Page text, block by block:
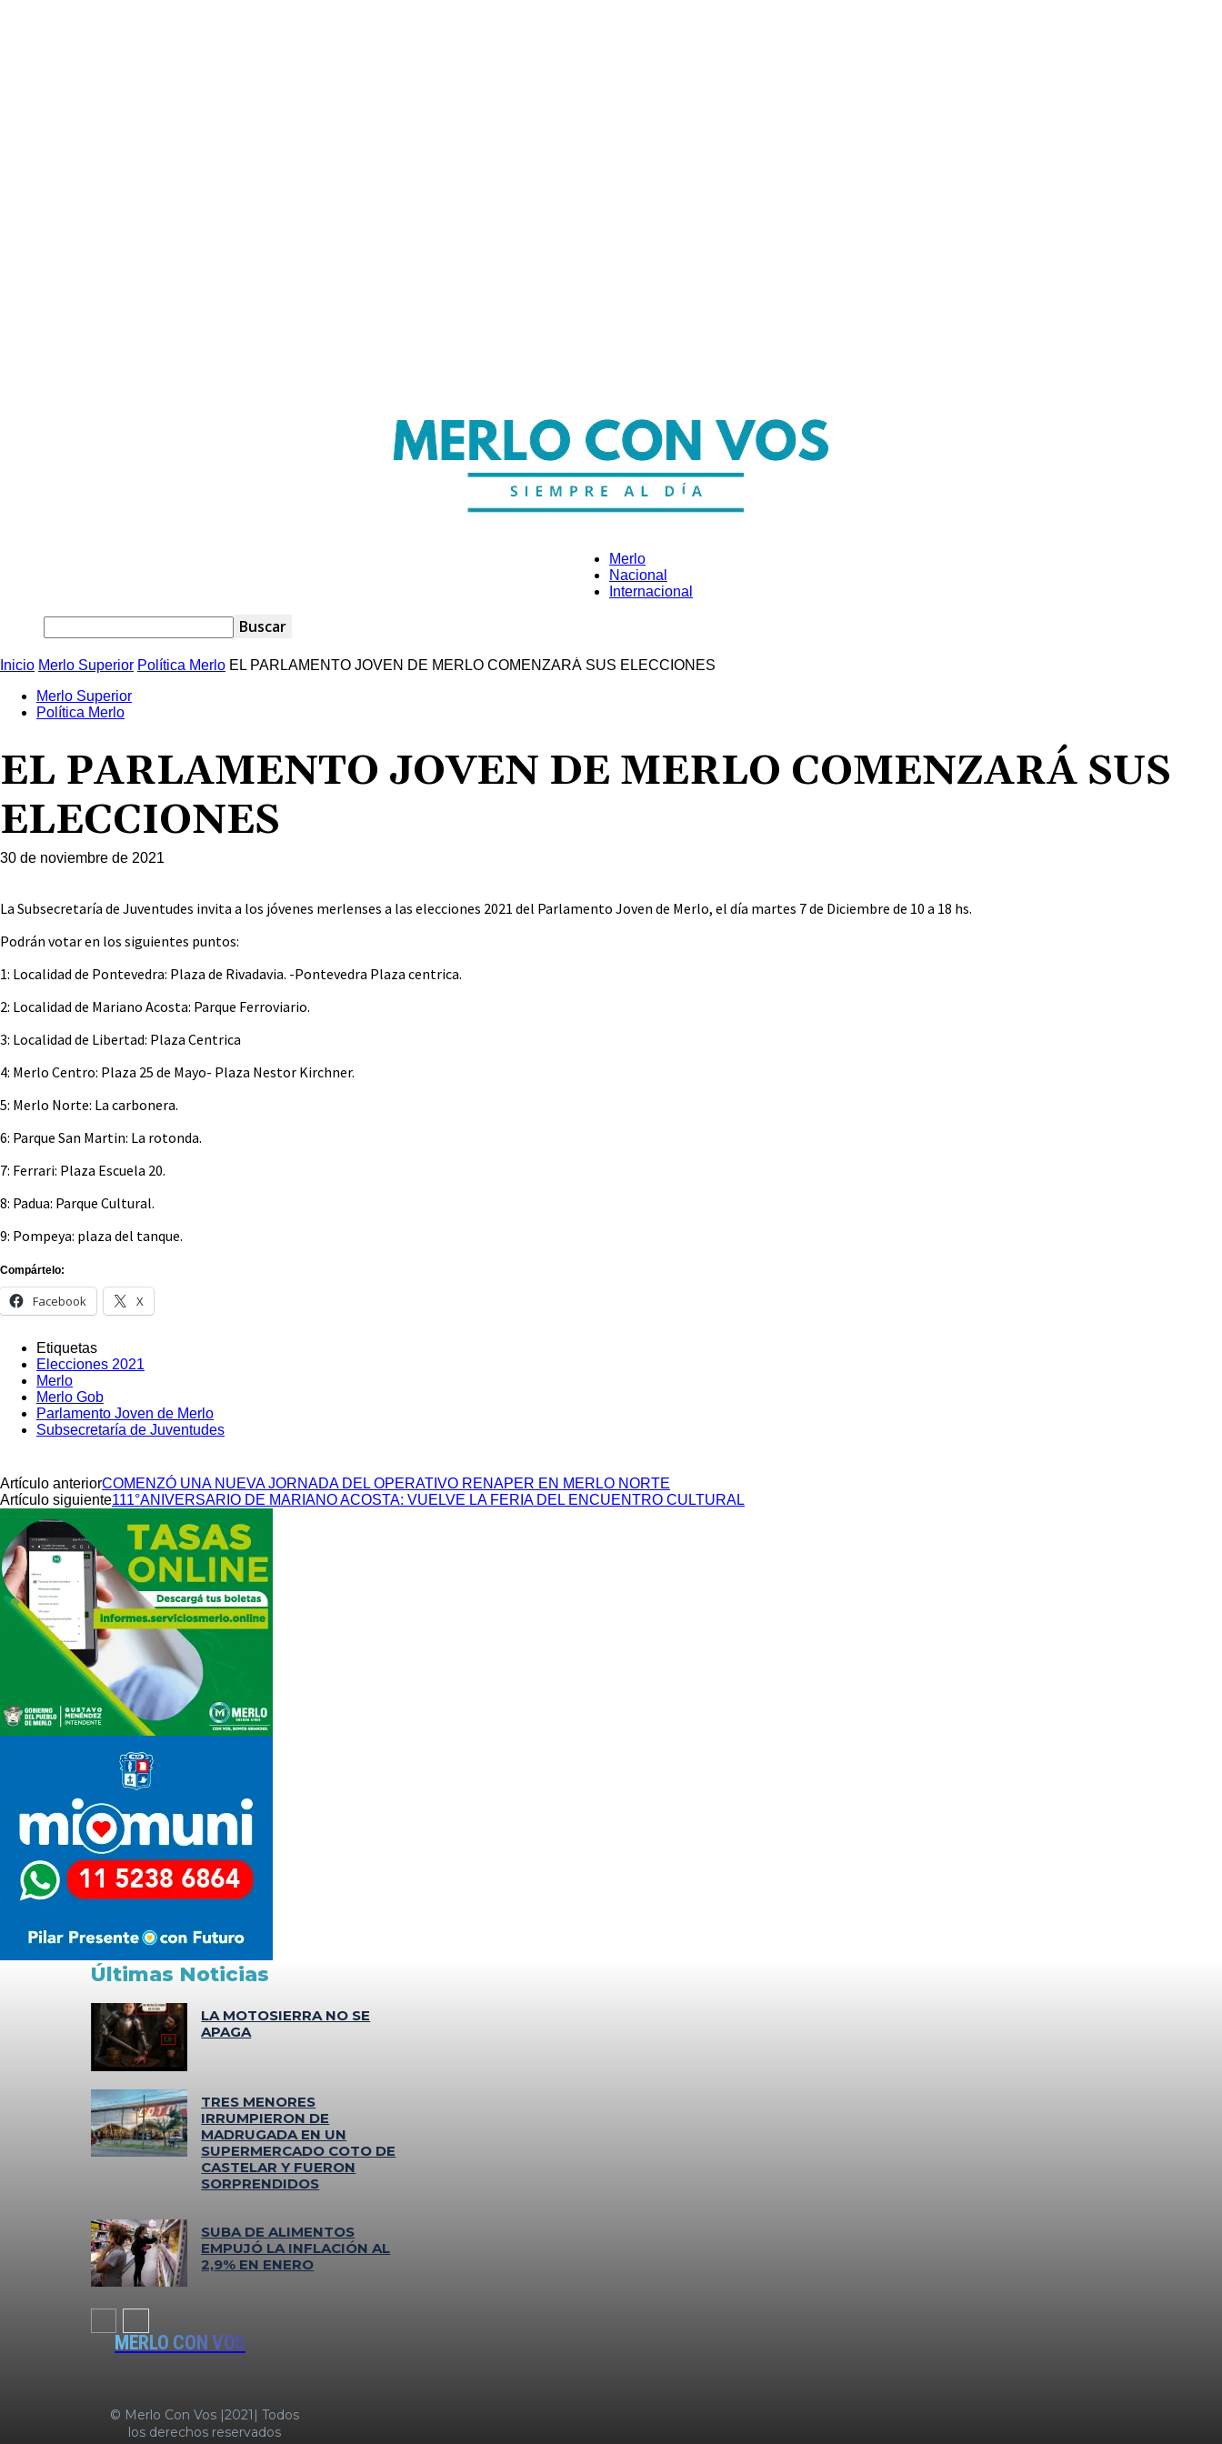
Merlo
Merlo
Nacional
Internacional
Inicio Merlo Superior Política Merlo EL PARLAMENTO JOVEN DE MERLO COMENZARÁ SUS ELECCIONES
Merlo Superior
Política Merlo
EL PARLAMENTO JOVEN DE MERLO COMENZARÁ SUS
ELECCIONES
30 de noviembre de 2021
La Subsecretaría de Juventudes invita a los jóvenes merlenses a las elecciones 2021 del Parlamento Joven de Merlo, el día martes 7 de Diciembre de 10 a 18 hs.
Podrán votar en los siguientes puntos:
1: Localidad de Pontevedra: Plaza de Rivadavia. -Pontevedra Plaza centrica.
2: Localidad de Mariano Acosta: Parque Ferroviario.
3: Localidad de Libertad: Plaza Centrica
4: Merlo Centro: Plaza 25 de Mayo- Plaza Nestor Kirchner.
5: Merlo Norte: La carbonera.
6: Parque San Martin: La rotonda.
7: Ferrari: Plaza Escuela 20.
8: Padua: Parque Cultural.
9: Pompeya: plaza del tanque.
Compártelo:
Facebook X
Etiquetas
Elecciones 2021
Merlo
Merlo Gob
Parlamento Joven de Merlo
Subsecretaría de Juventudes
Artículo anteriorCOMENZÓ UNA NUEVA JORNADA DEL OPERATIVO RENAPER EN MERLO NORTE
Artículo siguiente111°ANIVERSARIO DE MARIANO ACOSTA: VUELVE LA FERIA DEL ENCUENTRO CULTURAL
Últimas Noticias
LA MOTOSIERRA NO SE
APAGA
TRES MENORES
IRRUMPIERON DE
MADRUGADA EN UN
SUPERMERCADO COTO DE
CASTELAR Y FUERON
SORPRENDIDOS
SUBA DE ALIMENTOS
EMPUJÓ LA INFLACIÓN AL
2,9% EN ENERO
MERLO CON VOS
© Merlo Con Vos |2021| Todos
los derechos reservados